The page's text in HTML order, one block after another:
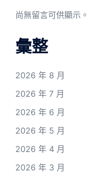
尚無留言可供顯示。
彙整
2026 年 8 月
2026 年 7 月
2026 年 6 月
2026 年 5 月
2026 年 4 月
2026 年 3 月